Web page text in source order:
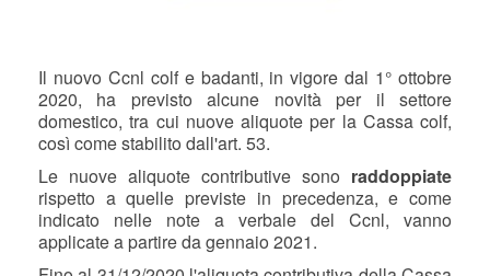
Il nuovo Ccnl colf e badanti, in vigore dal 1° ottobre
2020, ha previsto alcune novità per il settore
domestico, tra cui nuove aliquote per la Cassa colf,
così come stabilito dall'art. 53.
Le nuove aliquote contributive sono raddoppiate
rispetto a quelle previste in precedenza, e come
indicato nelle note a verbale del Ccnl, vanno
applicate a partire da gennaio 2021.